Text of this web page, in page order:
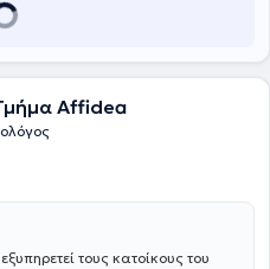
Affidea
τους κατοίκους του